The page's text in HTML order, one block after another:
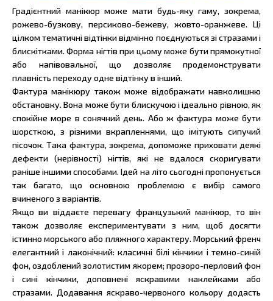
Градієнтний манікюр може мати будь-яку гаму, зокрема,
рожево-бузкову, персиково-бежеву, жовто-оранжеве. Ці
цілком тематичні відтінки відмінно поєднуються зі стразами і
блискітками. Форма нігтів при цьому може бути прямокутної
або напівовальної, що дозволяє продемонструвати
плавність переходу одне відтінку в інший.
Фактура манікюру також може відображати навколишню
обстановку. Вона може бути блискучою і ідеально рівною, як
спокійне море в сонячний день. Або ж фактура може бути
шорсткою, з різними вкрапленнями, що імітують сипучий
пісочок. Така фактура, зокрема, допоможе приховати деякі
дефекти (нерівності) нігтів, які не вдалося скоригувати
раніше іншими способами. Ідей на літо сьогодні пропонується
так багато, що основною проблемою є вибір самого
вчиненого з варіантів.
Якщо ви віддаєте перевагу французький манікюр, то він
також дозволяє експериментувати з ним, щоб досягти
істинно морського або пляжного характеру. Морський френч
елегантний і лаконічний: класичні білі кінчики і темно-синій
фон, оздоблений золотистим якорем; прозоро-перловий фон
і сині кінчики, доповнені яскравими наклейками або
стразами. Додавання яскраво-червоного кольору додасть